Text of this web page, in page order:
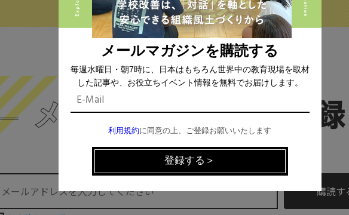
MAIL MAGAZINE
イベント、記事などの最新情報をお届け！
メールマガジンを購読する
毎週水曜日・朝7時に、日本はもちろん世界中の教育現場を取材
した記事や、お役立ちイベント情報を無料でお届けします。
利用規約に同意の上、ご登録お願いいたします